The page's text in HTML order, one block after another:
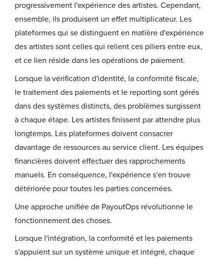
progressivement l'expérience des artistes. Cependant,
ensemble, ils produisent un effet multiplicateur. Les
plateformes qui se distinguent en matière d'expérience
des artistes sont celles qui relient ces piliers entre eux,
et ce lien réside dans les opérations de paiement.
Lorsque la vérification d'identité, la conformité fiscale,
le traitement des paiements et le reporting sont gérés
dans des systèmes distincts, des problèmes surgissent
à chaque étape. Les artistes finissent par attendre plus
longtemps. Les plateformes doivent consacrer
davantage de ressources au service client. Les équipes
financières doivent effectuer des rapprochements
manuels. En conséquence, l'expérience s'en trouve
détériorée pour toutes les parties concernées.
Une approche unifiée de PayoutOps révolutionne le
fonctionnement des choses.
Lorsque l'intégration, la conformité et les paiements
s'appuient sur un système unique et intégré, chaque